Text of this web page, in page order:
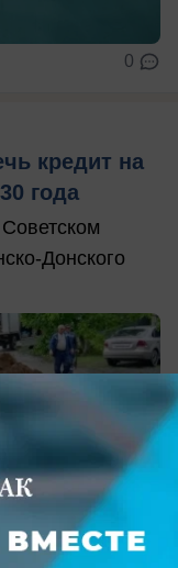
0
кредит на
года
Донского